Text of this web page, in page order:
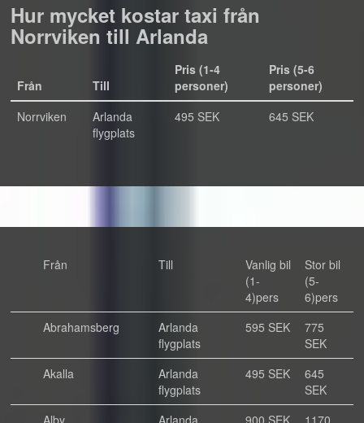
Hur mycket kostar taxi från
Norrviken till Arlanda
Från Till
Pris (1-4
personer)
Pris (5-6
personer)
Norrviken
Arlanda
flygplats
495 SEK 645 SEK
Från Till
Vanlig bil
(1-
4)pers
Stor bil
(5-
6)pers
Abrahamsberg
Arlanda
flygplats
595 SEK
775
SEK
Akalla
Arlanda
flygplats
495 SEK
645
SEK
Alby
Arlanda
900 SEK
1170